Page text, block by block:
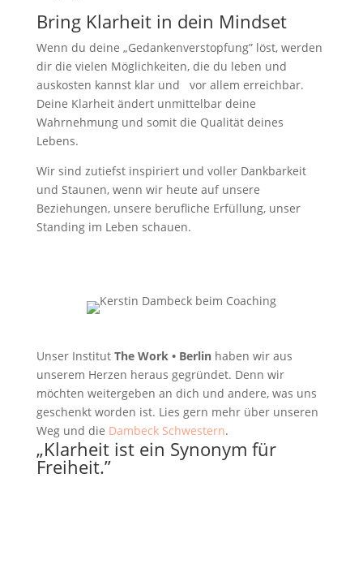
Bring Klarheit in dein Mindset
Wenn du deine „Gedankenverstopfung” löst, werden
dir die vielen Möglichkeiten, die du leben und
auskosten kannst klar und vor allem erreichbar.
Deine Klarheit ändert unmittelbar deine
Wahrnehmung und somit die Qualität deines
Lebens.
Wir sind zutiefst inspiriert und voller Dankbarkeit
und Staunen, wenn wir heute auf unsere
Beziehungen, unsere berufliche Erfüllung, unser
Standing im Leben schauen.
Unser Institut The Work • Berlinhaben wir aus
unserem Herzen heraus gegründet. Denn wir
möchten weitergeben an dich und andere, was uns
geschenkt worden ist. Lies gern mehr über unseren
Weg und die Dambeck Schwestern.
„Klarheit ist ein Synonym für
Freiheit.”